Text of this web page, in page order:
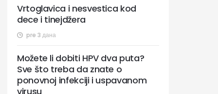
pre 3 дана
Vrtoglavica i nesvestica kod
dece i tinejdžera
Možete li dobiti HPV dva puta?
Sve što treba da znate o
ponovnoj infekciji i uspavanom
virusu